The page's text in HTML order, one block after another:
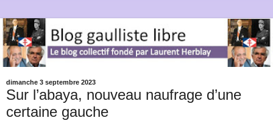
dimanche 3 septembre 2023
Sur l’abaya, nouveau naufrage d’une
certaine gauche